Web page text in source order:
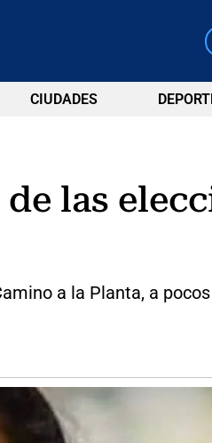
CIUDADES
las
a la Planta, a